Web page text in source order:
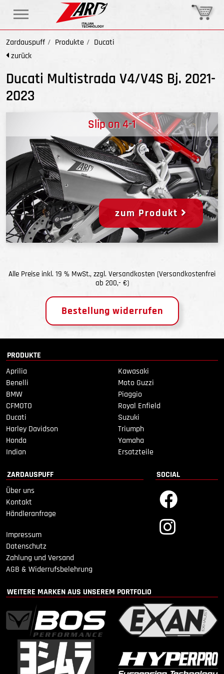
Zardauspuff Produkte
Ducati
zurück
Ducati Multistrada V4/V4S Bj. 2021-
2023
Slip on 4-1
zum Produkt
Alle Preise inkl. 19 % MwSt., zzgl. Versandkosten (Versandkostenfrei
ab 200,- €)
Bestellung widerrufen
PRODUKTE
Aprilia
Benelli
BMW
CFMOTO
Ducati
Harley Davidson
Honda
Indian
Kawasaki
Moto Guzzi
Piaggio
Royal Enfield
Suzuki
Triumph
Yamaha
Ersatzteile
ZARDAUSPUFF
Über uns
Kontakt
Händleranfrage
Impressum
Datenschutz
Zahlung und Versand
AGB & Widerrufsbelehrung
SOCIAL
WEITERE MARKEN AUS UNSEREM PORTFOLIO